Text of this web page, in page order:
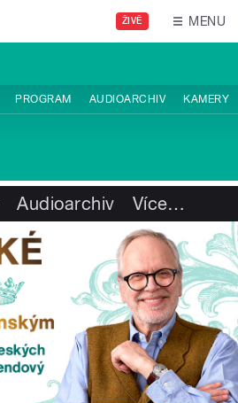
ŽIVĚ MENU
PROGRAM AUDIOARCHIV KAMERY
Audioarchiv Více…